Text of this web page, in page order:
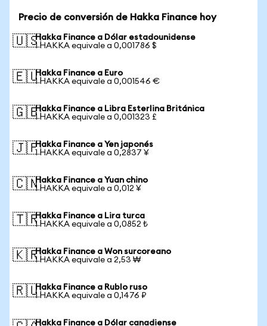
Precio de conversión de Hakka Finance hoy
🇺🇸Hakka Finance a Dólar estadounidense
1 HAKKA equivale a 0,001786 $
🇪🇺Hakka Finance a Euro
1 HAKKA equivale a 0,001546 €
🇬🇧Hakka Finance a Libra Esterlina Británica
1 HAKKA equivale a 0,001323 £
🇯🇵Hakka Finance a Yen japonés
1 HAKKA equivale a 0,2837 ¥
🇨🇳Hakka Finance a Yuan chino
1 HAKKA equivale a 0,012 ¥
🇹🇷Hakka Finance a Lira turca
1 HAKKA equivale a 0,0852 ₺
🇰🇷Hakka Finance a Won surcoreano
1 HAKKA equivale a 2,53 ₩
🇷🇺Hakka Finance a Rublo ruso
1 HAKKA equivale a 0,1476 ₽
Hakka Finance a Dólar canadiense